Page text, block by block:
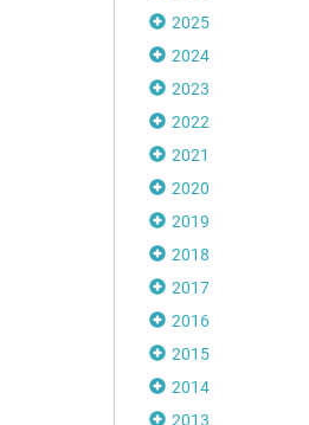
2025
2024
2023
2022
2021
2020
2019
2018
2017
2016
2015
2014
2013